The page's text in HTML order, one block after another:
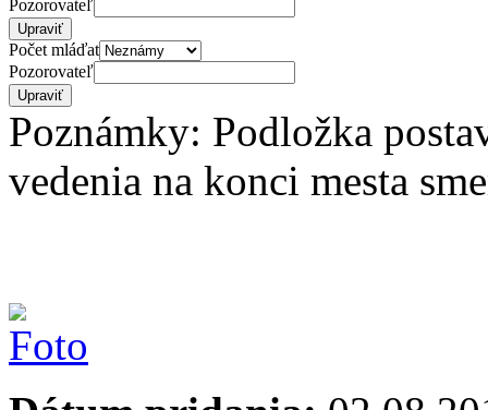
Pozorovateľ
Počet mláďat
Pozorovateľ
Poznámky: Podložka
vedenia na konci mesta